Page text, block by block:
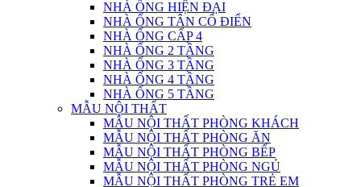
NHÀ ỐNG HIỆN ĐẠI
NHÀ ỐNG TÂN CỔ ĐIỂN
NHÀ ỐNG CẤP 4
NHÀ ỐNG 2 TẦNG
NHÀ ỐNG 3 TẦNG
NHÀ ỐNG 4 TẦNG
NHÀ ỐNG 5 TẦNG
MẪU NỘI THẤT
MẪU NỘI THẤT PHÒNG KHÁCH
MẪU NỘI THẤT PHÒNG ĂN
MẪU NỘI THẤT PHÒNG BẾP
MẪU NỘI THẤT PHÒNG NGỦ
MẪU NỘI THẤT PHÒNG TRẺ EM